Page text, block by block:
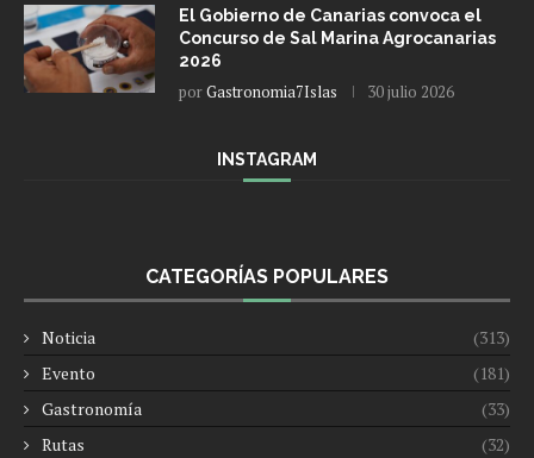
El Gobierno de Canarias convoca el
Concurso de Sal Marina Agrocanarias
2026
porGastronomia7Islas 30 julio 2026
INSTAGRAM
CATEGORÍAS POPULARES
Noticia
(313)
Evento
(181)
Gastronomía
(33)
Rutas
(32)